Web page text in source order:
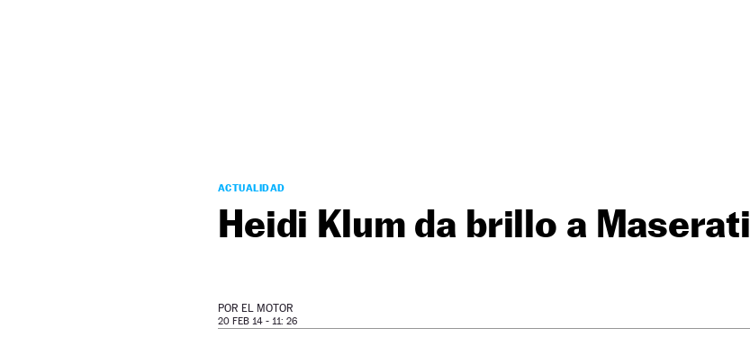
ACTUALIDAD
Heidi Klum da brillo a Maserati
POR EL MOTOR
20 FEB 14 - 11: 26